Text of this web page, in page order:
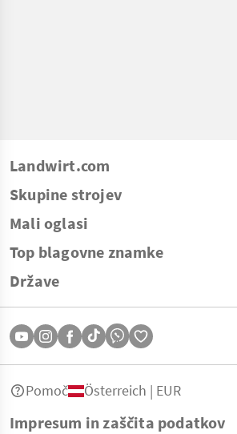
Landwirt.com
Skupine strojev
Mali oglasi
Top blagovne znamke
Države
Impresum in zaščita podatkov
Pomoč Österreich | EUR